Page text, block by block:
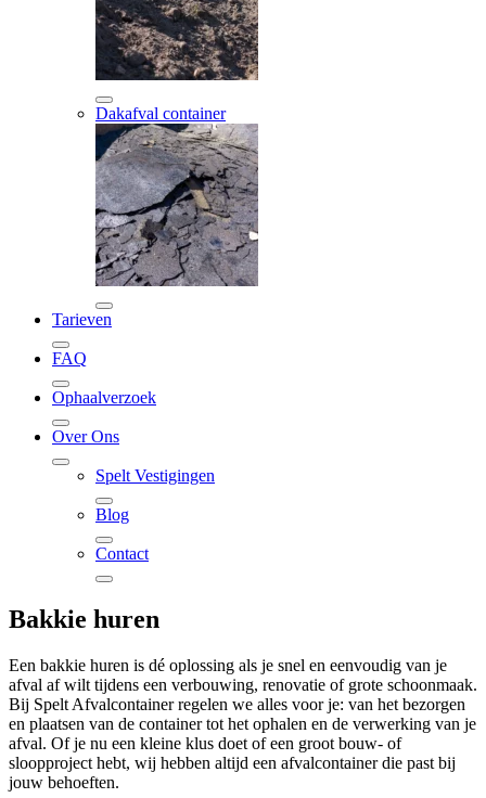
Dakafval container
Tarieven
FAQ
Ophaalverzoek
Over Ons
Spelt Vestigingen
Blog
Contact
Bakkie huren
Een bakkie huren is dé oplossing als je snel en eenvoudig van je
afval af wilt tijdens een verbouwing, renovatie of grote schoonmaak.
Bij Spelt Afvalcontainer regelen we alles voor je: van het bezorgen
en plaatsen van de container tot het ophalen en de verwerking van je
afval. Of je nu een kleine klus doet of een groot bouw- of
sloopproject hebt, wij hebben altijd een afvalcontainer die past bij
jouw behoeften.